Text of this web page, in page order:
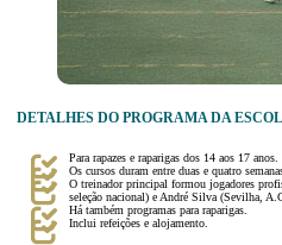
DETALHES DO PROGRAMA DA
Para rapazes e raparigas dos 14 aos 17 anos.
Os cursos duram entre duas e quatro
O treinador principal formou jogadores
seleção nacional) e André Silva (Sevilha,
Há também programas para raparigas.
Inclui refeições e alojamento.